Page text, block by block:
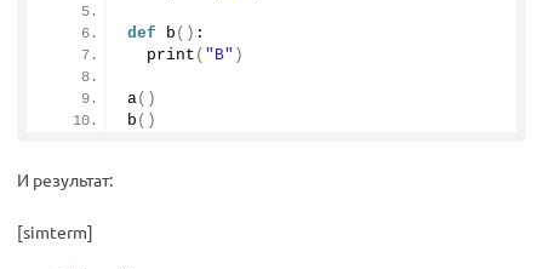
def b () :
print ( "B" )
a()
b ()
И результат:
[simterm]